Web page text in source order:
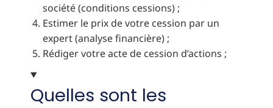
société (conditions cessions) ;
Estimer le prix de votre cession par un
expert (analyse financière) ;
Rédiger votre acte de cession d’actions ;
Quelles sont les